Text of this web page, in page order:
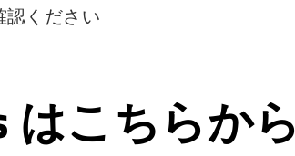
ください
はこちらから